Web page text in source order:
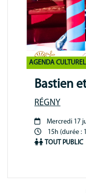
AGENDA CULTUREL
Bastien
RÉGNY
Période
animation
Mercredi 17
15h (durée :
TOUT PUBLIC